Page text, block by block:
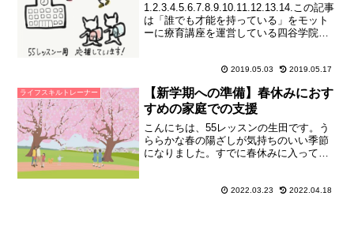
1.2.3.4.5.6.7.8.9.10.11.12.13.14.この記事
は「誰でも才能を持っている」をモット
ーに療育講座を運営している四谷学院の
はホームページをご覧...
2019.05.03 2019.05.17
ライフスキルトレーナー
【新学期への準備】春休みにおす
すめの家庭での支援
こんにちは、55レッスンの生田です。う
ららかな春の陽ざしが気持ちのいい季節
になりました。すでに春休みに入ってい
一緒に過ごす時間を大切にしたいですよ
2022.03.23 2022.04.18